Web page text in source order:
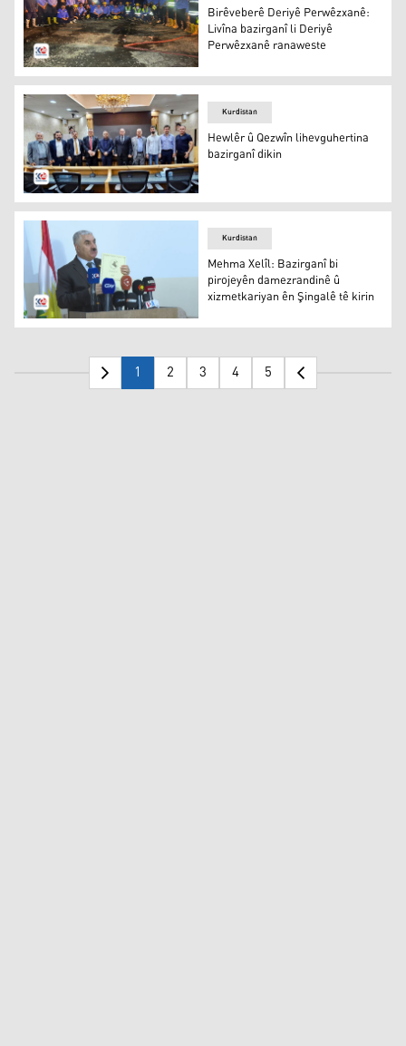
Tîmên Agirvemirandinê ku agirê Deriyê Sinorî yê
Birêveberê Deriyê Perwêzxanê:
Livîna bazirganî li Deriyê
Perwêzxanê ranaweste
Hewlêr û Qezwîn lihevguhertina bazirganî dikin
Kurdistan
Hewlêr û Qezwîn lihevguhertina
bazirganî dikin
Mehma Xelîl
Kurdistan
Mehma Xelîl: Bazirganî bi
pirojeyên damezrandinê û
xizmetkariyan ên Şingalê tê kirin
1 2 3 4 5